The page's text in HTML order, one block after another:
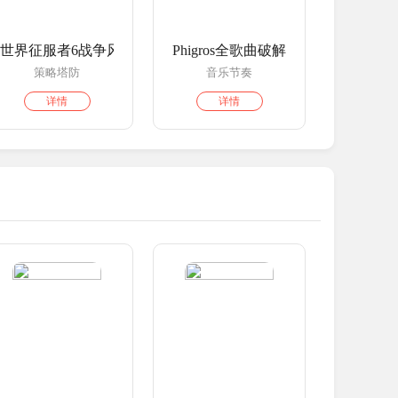
世界征服者6战争风云
策略塔防
详情
Phigros全歌曲破解版
音乐节奏
详情